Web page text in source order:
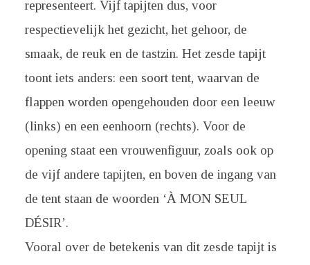
representeert. Vijf tapijten dus, voor
respectievelijk het gezicht, het gehoor, de
smaak, de reuk en de tastzin. Het zesde tapijt
toont iets anders: een soort tent, waarvan de
flappen worden opengehouden door een leeuw
(links) en een eenhoorn (rechts). Voor de
opening staat een vrouwenfiguur, zoals ook op
de vijf andere tapijten, en boven de ingang van
de tent staan de woorden ‘À MON SEUL
DÉSIR’.
Vooral over de betekenis van dit zesde tapijt is